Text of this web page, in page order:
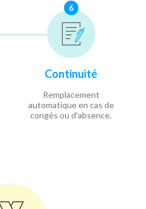
6
Continuité
Remplacement
automatique en cas de
congés ou d'absence.